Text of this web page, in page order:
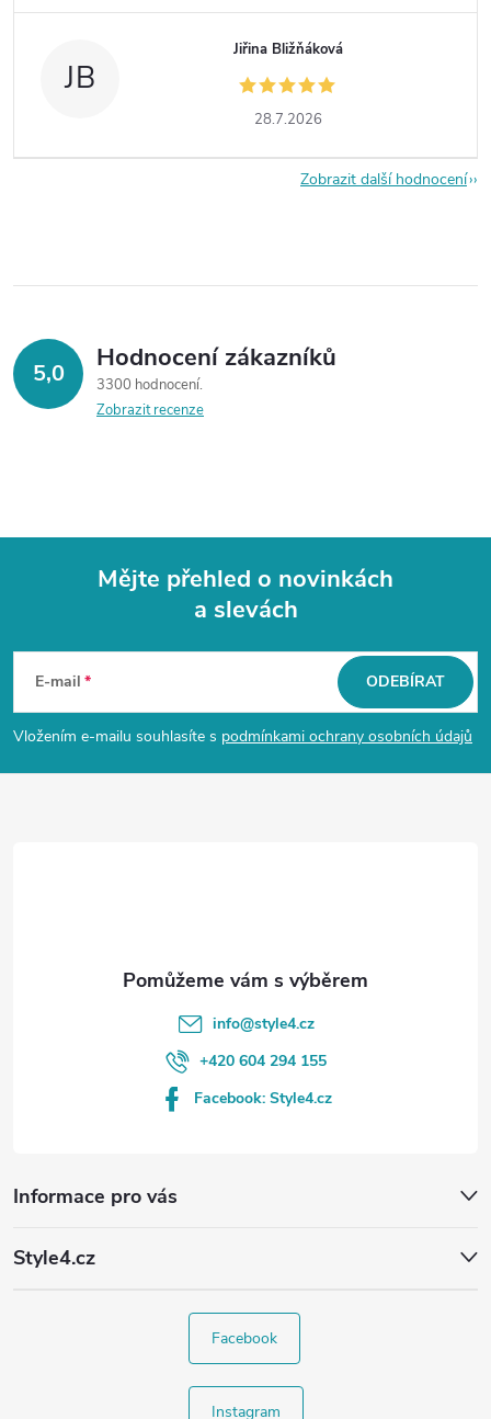
JB
Jiřina Bližňáková
28.7.2026
Zobrazit další hodnocení
5,0 Hodnocení zákazníků
3300 hodnocení
Zobrazit recenze
p
a
Mějte přehled o novinkách
a slevách
E-mail
Vložením e-mailu souhlasíte s podmínkami ochrany osobních údajů
ODEBÍRAT
Informace pro vás
Style4.cz
info@style4.cz
+420 604 294 155
Facebook: Style4.cz
Facebook
Instagram